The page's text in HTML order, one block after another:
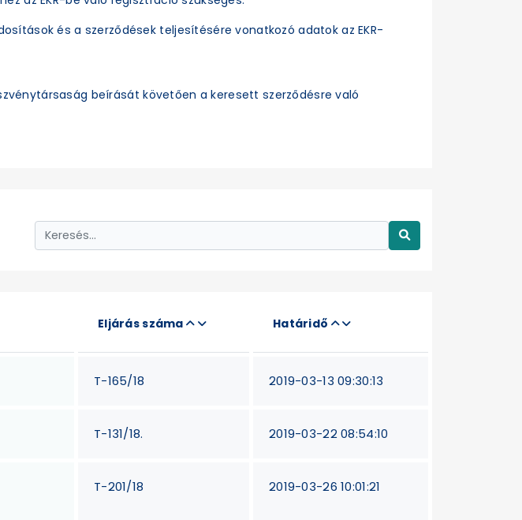
és a szerződések teljesítésére vonatkozó adatok az EKR-
beírását követően a keresett szerződésre való
Eljárás száma Határidő
T-165/18 2019-03-13 09:30:13
T-131/18. 2019-03-22 08:54:10
T-201/18 2019-03-26 10:01:21